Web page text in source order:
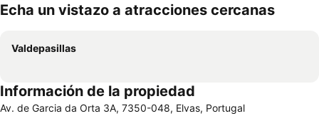
Echa un vistazo a atracciones cercanas
Valdepasillas
Información de la propiedad
Av. de Garcia da Orta 3A, 7350-048, Elvas, Portugal